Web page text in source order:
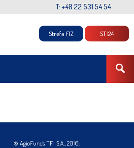
T: +48 22 531 54 54
Strefa FIZ STI24
© AgioFunds TFI S.A., 2016.